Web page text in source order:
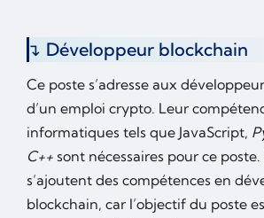
Développeur blockchain
Ce poste s’adresse aux
d’un emploi crypto. Leur
informatiques tels que JavaScript,
C++ sont nécessaires pour ce poste.
s’ajoutent des compétences en
blockchain, car l’objectif du poste